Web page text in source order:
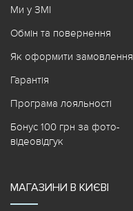
Ми у ЗМІ
Обмін та повернення
Як оформити замовлення
Гарантія
Програма лояльності
Бонус 100 грн за фото-
відеовідгук
МАГАЗИНИ В КИЄВІ